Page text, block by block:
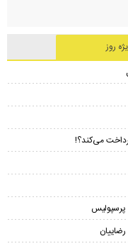
روز
می‌کند؟!
پرسپولیس